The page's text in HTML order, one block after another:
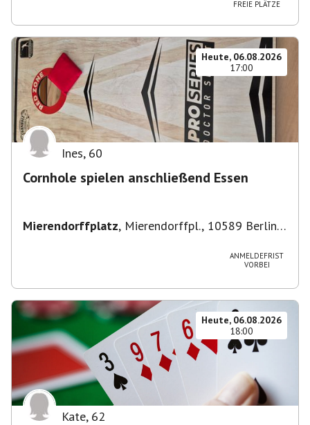
FREIE PLÄTZE
Heute, 06.08.2026
17:00
Ines, 60
Cornhole spielen anschließend Essen
Mierendorffplatz, Mierendorffpl., 10589 Berlin-
ANMELDEFRIST
VORBEI
Heute, 06.08.2026
18:00
Kate, 62